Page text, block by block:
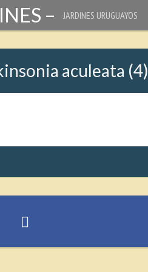
JARDINES URUGUAYOS
aculeata (4)